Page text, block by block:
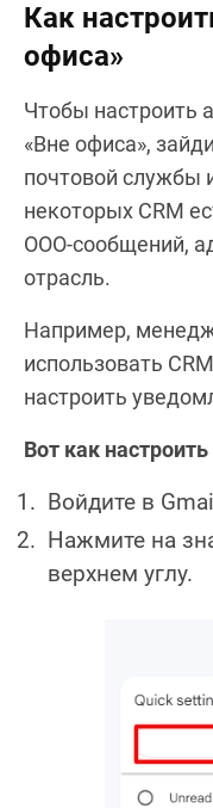
Как
офиса»
Чтобы настроить
«Вне офиса»,
почтовой службы
некоторых CRM
OOO-сообщений,
отрасль.
Например,
использовать
настроить
Вот как
Войдите в
Нажмите на
верхнем углу.